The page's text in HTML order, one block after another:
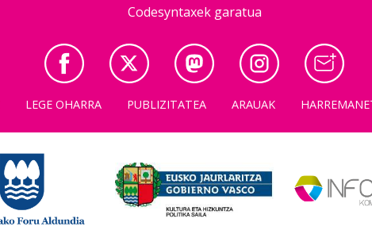
Codesyntaxek garatua
LEGE OHARRA PUBLIZITATEA ARAUAK